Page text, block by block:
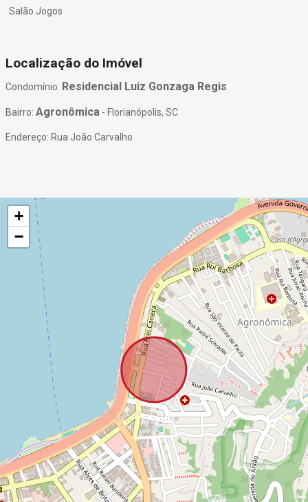
Salão Jogos
Localização do Imóvel
Condomínio: Residencial Luiz Gonzaga Regis
Bairro: Agronômica - Florianópolis, SC
Endereço: Rua João Carvalho
+
−